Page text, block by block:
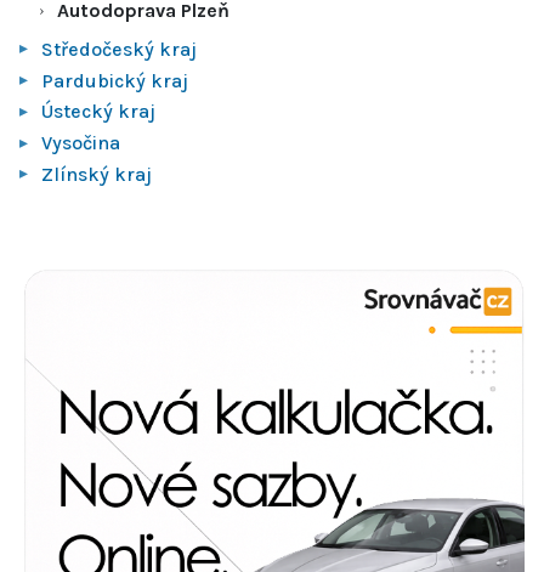
Autodoprava Plzeň
Středočeský kraj
Pardubický kraj
Ústecký kraj
Vysočina
Zlínský kraj